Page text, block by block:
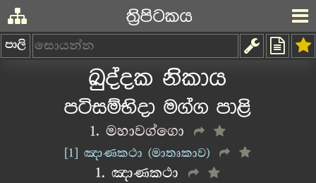
ත්‍රිපිටකය
පාලි
ඛුද්දක නිකාය
පටිසම්භිදා මග්ග පාළි
1. මහාවග්ගො
[1] ඤාණකථා (මාතෘකාව)
1. ඤාණකථා